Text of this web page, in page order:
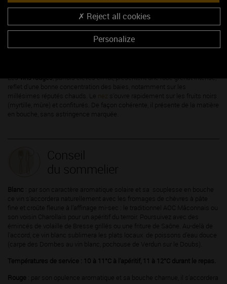
vins blancsoffrent un nez intense très flatteur
marqué par les fruits du verger (pêche, abricot, pâte de coing), mêlés à des
nuances de fleurs blanches (acacia). L'attaque est vive et cette sensation
par une trame acidulée qui lui confère une finale
Lesvins rouges, parfois élevés en fût, présentent une robe grenat intense,
reflet d'une bonne concentration des baies, notamment sur les
millésimes réputés chauds. Le nez s'ouvre rapidement sur les fruits noirs
(myrtille, mûre) et confiturés. De façon cohérente, il présente de la matière
en bouche, sans astringence marquée.
Conseil
du sommelier
Blanc : par son caractère aromatique solaire et sa souplesse en bouche
ce vin s’accordera naturellement avec les fromages de chèvres à pâte
fine et croûte fleurie à l’affinage mi-sec : le traditionnel AOC Mâconnais ou
son voisin Charollais pour un apéritif du terroir. Poursuivez avec des
émincés de volaille de Bresse grillés ou une friture de Saône. Au-delà de
l’accord, ce vin blanc sublimera les plats locaux de poissons d’eau douce
(carpe des Dombes au vin blanc, pochouse de Verdun sur le Doubs).
Températures de service : 10 à 11°C à l’apéritif, 11 à 12°C durant le repas.
Rouge : par son opulence aromatique et sa bouche charnue, il s’accordera
Reject all cookies
Personalize